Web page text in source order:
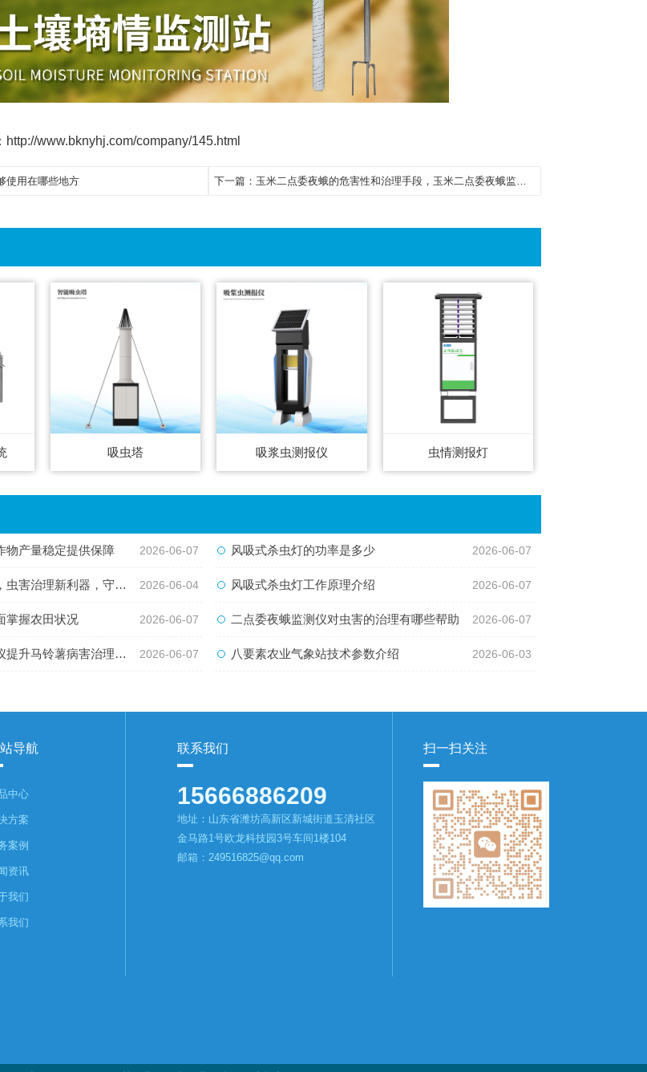
http://www.bknyhj.com/company/145.html
使用在哪些地方 下一篇： 玉米二点委夜蛾的危害性和治理手段，玉米二点委夜蛾监测仪
吸虫塔 吸浆虫测报仪 虫情测报灯
物产量稳定提供保障 2026-06-07 风吸式杀虫灯的功率是多少 2026-06-07
理新利器，守护作物安全 2026-06-04 风吸式杀虫灯工作原理介绍 2026-06-07
掌握农田状况 2026-06-07 二点委夜蛾监测仪对虫害的治理有哪些帮助 2026-06-07
升马铃薯病害治理能力 2026-06-07 八要素农业气象站技术参数介绍 2026-06-03
导航
中心
方案
案例
资讯
我们
我们
联系我们
15666886209
地址：山东省潍坊高新区新城街道玉清社区
金马路1号欧龙科技园3号车间1楼104
邮箱：249516825@qq.com
扫一扫关注